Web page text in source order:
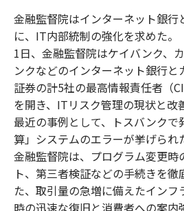
金融監督院はインターネット銀行
に、IT内部統制の強化を求めた。
1日、金融監督院はケイバンク、
ンクなどのインターネット銀行と
証券の計5社の最高情報責任者（
を開き、ITリスク管理の現状と改
最近の事例として、トスバンクで
算」システムのエラーが挙げられ
金融監督院は、プログラム変更時
ト、第三者検証などの手続きを
た、取引量の急増に備えたインフ
時の迅速な復旧と消費者への案内